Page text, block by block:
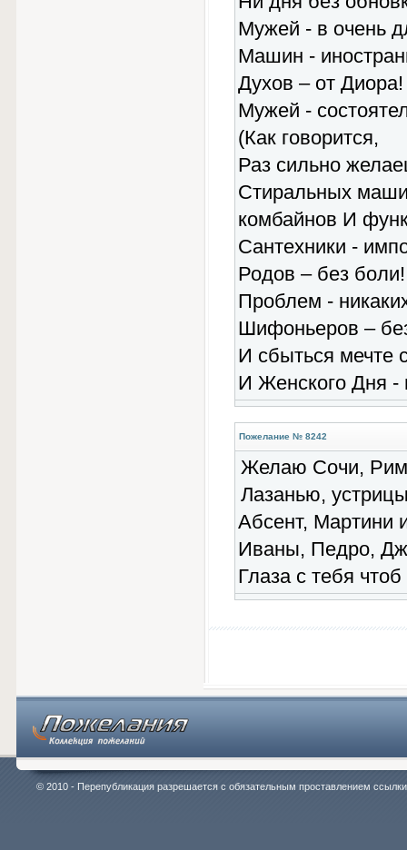
Мужей - в очень
Машин -
Духов – от
Мужей -
(Как говорится,
Раз сильно
Стиральных
комбайнов И
Сантехники -
Родов – без боли!
Проблем -
Шифоньеров –
И сбыться мечте
И Женского Дня -
Пожелание № 8242
Желаю Сочи,
Лазанью,
Абсент, Мартини
Иваны, Педро,
Глаза с тебя
© 2010 - Перепубликация разрешается с обязательным проставлением